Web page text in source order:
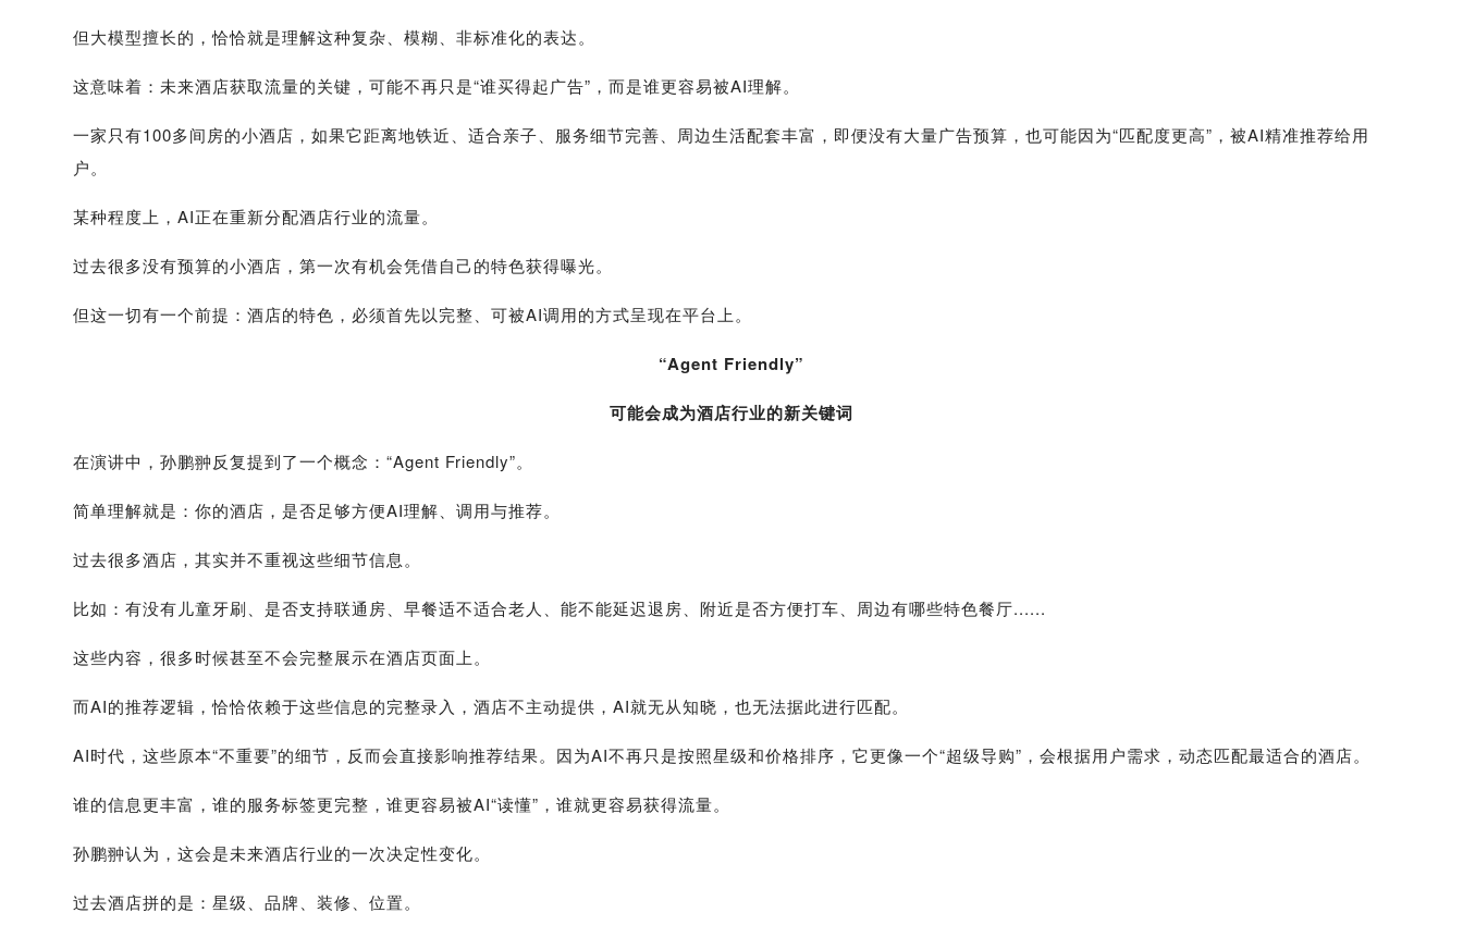
但大模型擅长的，恰恰就是理解这种复杂、模糊、非标准化的表达。
这意味着：未来酒店获取流量的关键，可能不再只是“谁买得起广告”，而是谁更容易被AI理解。
一家只有100多间房的小酒店，如果它距离地铁近、适合亲子、服务细节完善、周边生活配套丰富，即便没有大量广告预算，也可能因为“匹配度更高”，被AI精准推荐给用
户。
某种程度上，AI正在重新分配酒店行业的流量。
过去很多没有预算的小酒店，第一次有机会凭借自己的特色获得曝光。
但这一切有一个前提：酒店的特色，必须首先以完整、可被AI调用的方式呈现在平台上。
“Agent Friendly”
可能会成为酒店行业的新关键词
在演讲中，孙鹏翀反复提到了一个概念：“Agent Friendly”。
简单理解就是：你的酒店，是否足够方便AI理解、调用与推荐。
过去很多酒店，其实并不重视这些细节信息。
比如：有没有儿童牙刷、是否支持联通房、早餐适不适合老人、能不能延迟退房、附近是否方便打车、周边有哪些特色餐厅......
这些内容，很多时候甚至不会完整展示在酒店页面上。
而AI的推荐逻辑，恰恰依赖于这些信息的完整录入，酒店不主动提供，AI就无从知晓，也无法据此进行匹配。
AI时代，这些原本“不重要”的细节，反而会直接影响推荐结果。因为AI不再只是按照星级和价格排序，它更像一个“超级导购”，会根据用户需求，动态匹配最适合的酒店。
谁的信息更丰富，谁的服务标签更完整，谁更容易被AI“读懂”，谁就更容易获得流量。
孙鹏翀认为，这会是未来酒店行业的一次决定性变化。
过去酒店拼的是：星级、品牌、装修、位置。